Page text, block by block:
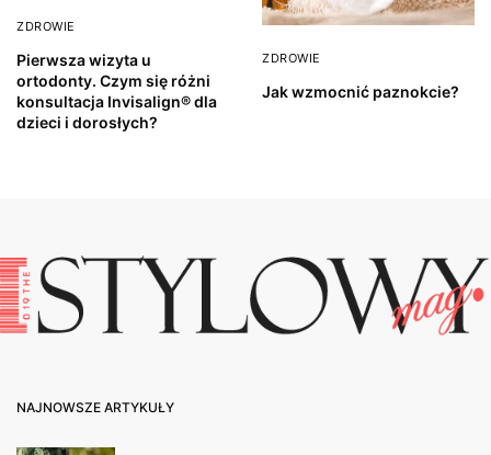
ZDROWIE
Pierwsza wizyta u
ortodonty. Czym się różni
konsultacja Invisalign® dla
dzieci i dorosłych?
ZDROWIE
Jak wzmocnić paznokcie?
NAJNOWSZE ARTYKUŁY